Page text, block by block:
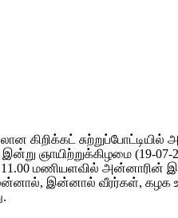
கிறிக்கட்
ஞாயிற்றுக்கிழமை (19-
மணியளவில் அன்னாரின்
இன்னால் வீரர்கள், கழக